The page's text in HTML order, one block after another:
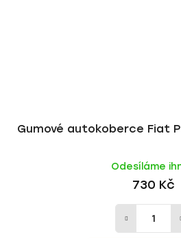
Gumové autokoberce Fiat
Odesíláme
730 Kč